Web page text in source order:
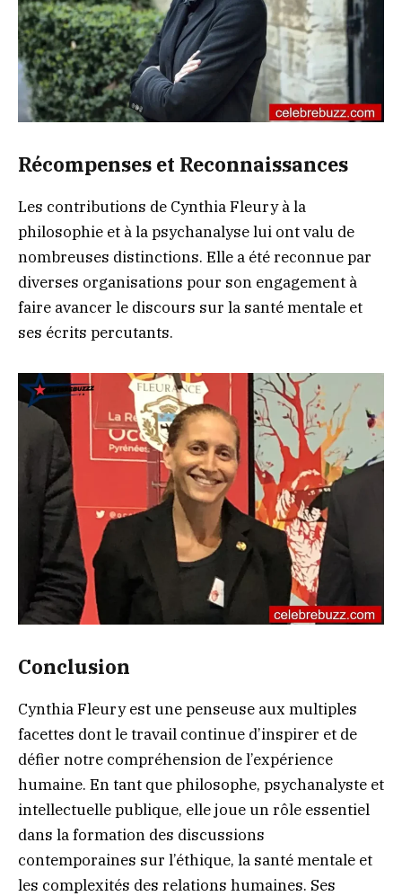
Récompenses et Reconnaissances
Les contributions de Cynthia Fleury à la
philosophie et à la psychanalyse lui ont valu de
nombreuses distinctions. Elle a été reconnue par
diverses organisations pour son engagement à
faire avancer le discours sur la santé mentale et
ses écrits percutants.
Conclusion
Cynthia Fleury est une penseuse aux multiples
facettes dont le travail continue d’inspirer et de
défier notre compréhension de l’expérience
humaine. En tant que philosophe, psychanalyste et
intellectuelle publique, elle joue un rôle essentiel
dans la formation des discussions
contemporaines sur l’éthique, la santé mentale et
les complexités des relations humaines. Ses